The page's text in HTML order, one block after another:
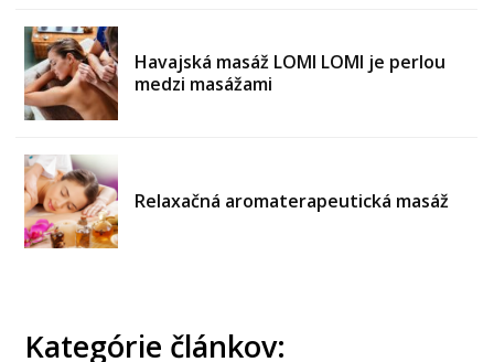
Havajská masáž LOMI LOMI je perlou
medzi masážami
Relaxačná aromaterapeutická masáž
Kategórie článkov: